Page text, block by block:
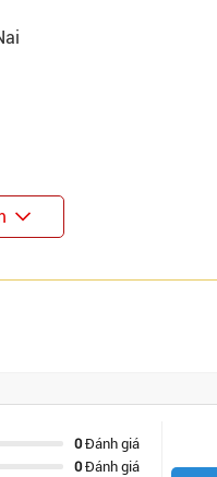
0Đánh giá
0Đánh giá